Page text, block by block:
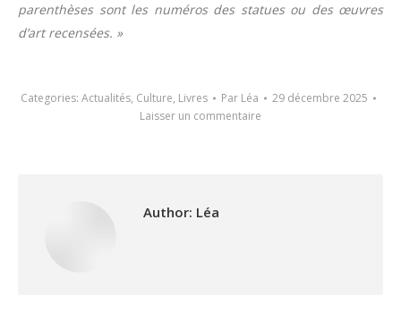
parenthèses sont les numéros des statues ou des œuvres
d’art recensées. »
Categories: Actualités, Culture, Livres Par Léa
29 décembre 2025
Laisser un commentaire
Author: Léa